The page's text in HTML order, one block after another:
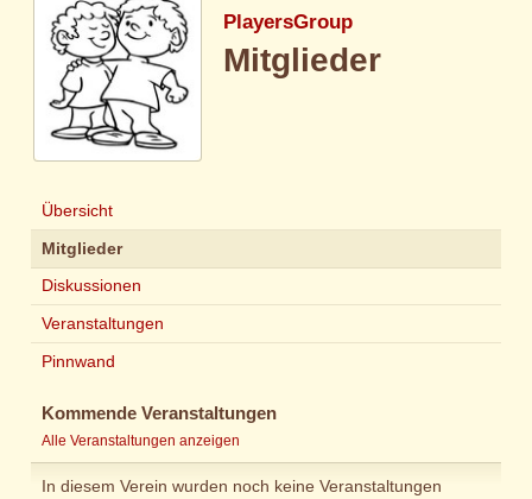
PlayersGroup
Mitglieder
Übersicht
Mitglieder
Diskussionen
Veranstaltungen
Pinnwand
Kommende Veranstaltungen
Alle Veranstaltungen anzeigen
In diesem Verein wurden noch keine Veranstaltungen